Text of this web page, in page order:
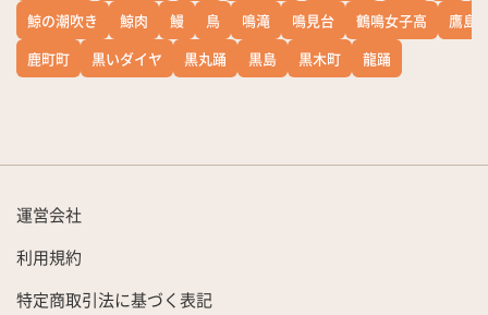
鯨の潮吹き
鯨肉 鰻 鳥 鳴滝 鳴見台 鶴鳴女子高
鷹島
鹿町町
黒いダイヤ 黒丸踊 黒島 黒木町 龍踊
運営会社
利用規約
特定商取引法に基づく表記